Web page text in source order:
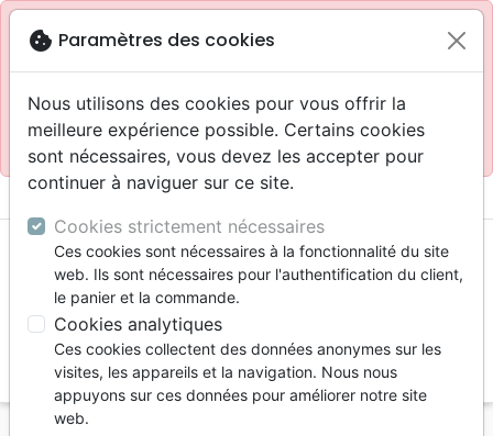
blockSite réservé aux professionnels
Accès pour les professionnels : Se connecter
Site pour le grand public : La Maison de la Bible
menu
cookie Paramètres des cookies
Nous utilisons des cookies pour vous offrir la
meilleure expérience possible. Certains cookies
sont nécessaires, vous devez les accepter pour
continuer à naviguer sur ce site.
Cookies strictement nécessaires
Ces cookies sont nécessaires à la fonctionnalité du site
web. Ils sont nécessaires pour l'authentification du client,
le panier et la commande.
Cookies analytiques
Ces cookies collectent des données anonymes sur les
visites, les appareils et la navigation. Nous nous
appuyons sur ces données pour améliorer notre site
web.